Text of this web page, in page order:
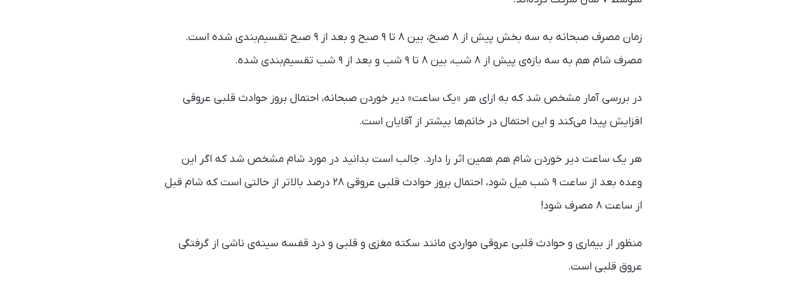
زمان مصرف صبحانه به سه بخش پیش از ۸ صبح، بین ۸ تا ۹ صبح و بعد از ۹ صبح تقسیم‌بندی شده است.
مصرف شام هم به سه بازه‌ی پیش از ۸ شب، بین ۸ تا ۹ شب و بعد از ۹ شب تقسیم‌بندی شده.
در بررسی آمار مشخص شد که به ازای هر «یک ساعت» دیر خوردن صبحانه، احتمال بروز حوادث قلبی عروقی
افزایش پیدا می‌کند و این احتمال در خانم‌ها بیشتر از آقایان است.
هر یک ساعت دیر خوردن شام هم همین اثر را دارد. جالب است بدانید در مورد شام مشخص شد که اگر این
وعده بعد از ساعت ۹ شب میل شود، احتمال بروز حوادث قلبی عروقی ۲۸ درصد بالاتر از حالتی است که شام قبل
از ساعت ۸ مصرف شود!
منظور از بیماری‌ و حوادث قلبی عروقی مواردی مانند سکته مغزی و قلبی و درد قفسه سینه‌ی ناشی از گرفتگی
عروق قلبی است.